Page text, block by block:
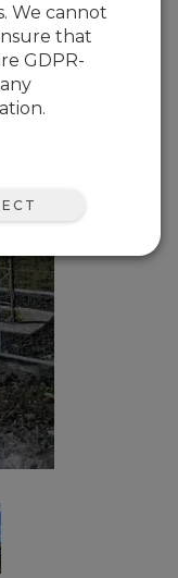
We cannot
that
GDPR-